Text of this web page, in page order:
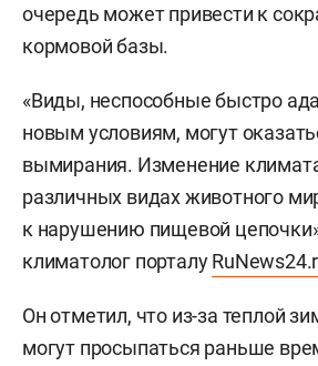
очередь может привести к
кормовой базы.
«Виды, неспособные быстро
новым условиям, могут
вымирания. Изменение
различных видах животного
к нарушению пищевой
климатолог порталу
Он отметил, что из-за теплой
могут просыпаться раньше